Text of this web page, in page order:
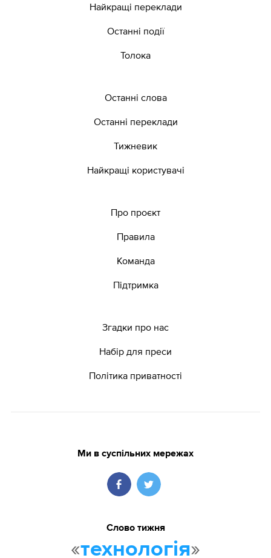
Найкращі переклади
Останні події
Толока
Останні слова
Останні переклади
Тижневик
Найкращі користувачі
Про проєкт
Правила
Команда
Підтримка
Згадки про нас
Набір для преси
Політика приватності
Ми в суспільних мережах
Слово тижня
«технологія»